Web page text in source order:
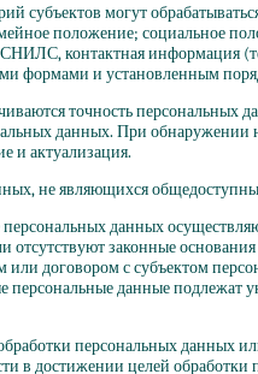
субъектов могут
положение; социальное
контактная информация
формами и установленным
точность персональных
данных. При
и актуализация.
не являющихся
данных
отсутствуют законные
или договором с субъектом
персональные данные
персональных данных
в достижении целей